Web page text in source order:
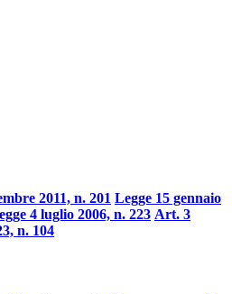
2011, n. 201 Legge 15 gennaio
4 luglio 2006, n. 223 Art. 3
n. 104